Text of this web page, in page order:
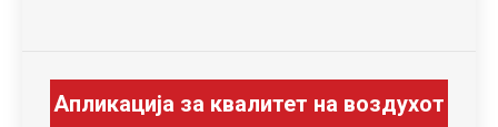
Апликација за квалитет на воздухот